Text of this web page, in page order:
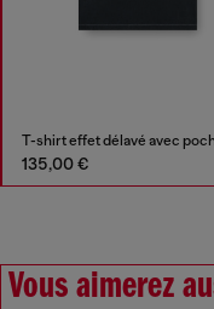
135,00 €
Vous aimerez